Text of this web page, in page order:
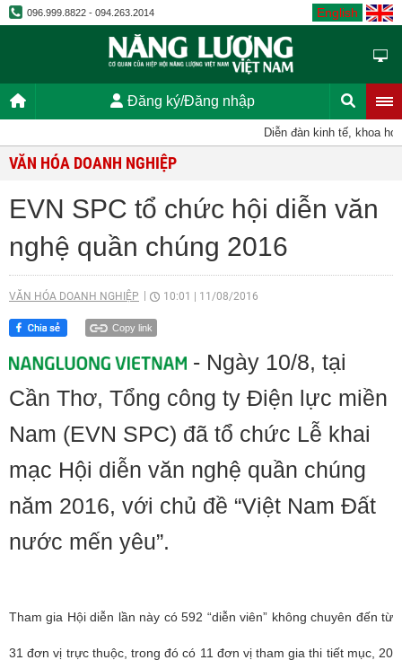
096.999.8822 - 094.263.2014 English
Đăng ký/Đăng nhập
Diễn đàn kinh tế, khoa học,
VĂN HÓA DOANH NGHIỆP
EVN SPC tổ chức hội diễn văn
nghệ quần chúng 2016
VĂN HÓA DOANH NGHIỆP 10:01 11/08/2016
Copy link
- Ngày 10/8, tại
Cần Thơ, Tổng công ty Điện lực miền
Nam (EVN SPC) đã tổ chức Lễ khai
mạc Hội diễn văn nghệ quần chúng
năm 2016, với chủ đề “Việt Nam Đất
nước mến yêu”.
Tham gia Hội diễn lần này có 592 “diễn viên” không chuyên đến từ
31 đơn vị trực thuộc, trong đó có 11 đơn vị tham gia thi tiết mục, 20